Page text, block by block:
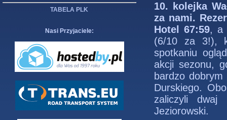
TABELA PLK
Nasi Przyjaciele:
10. kolejka
za nami.
Hotel 67:59, a
(6/10 za 3!),
spotkaniu
akcji sezonu,
bardzo
Durskiego.
zaliczyli dwaj
Jeziorowski.